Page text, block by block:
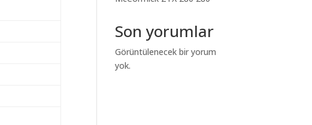
Son yorumlar
Görüntülenecek bir yorum
yok.